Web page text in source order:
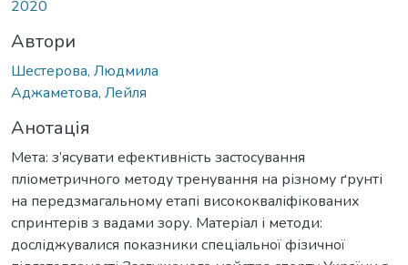
2020
Автори
Шестерова, Людмила
Аджаметова, Лейля
Анотація
Мета: з’ясувати ефективність застосування
пліометричного методу тренування на різному ґрунті
на передзмагальному етапі висококваліфікованих
спринтерів з вадами зору. Матеріал і методи:
досліджувалися показники спеціальної фізичної